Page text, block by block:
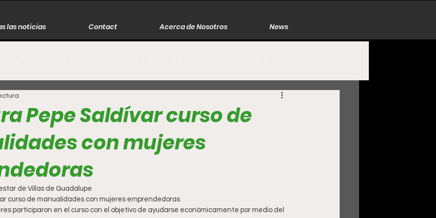
las noticias Contact Acerca de Nosotros News
Naturaleza
Literatura Internacional Moda Cine
Espectáculos Economía
Pepe Saldívar curso de
con mujeres
de Villas de Guadalupe
curso de manualidades con mujeres emprendedoras